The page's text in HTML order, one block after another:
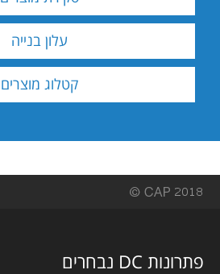
השבתות.
עוד >
עלון בנייה
קטלוג מוצרים
פתרונות DC נבחרים